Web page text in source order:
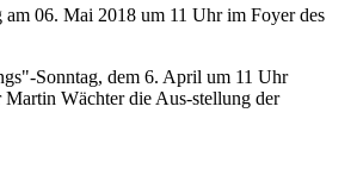
am 06. Mai 2018 um 11 Uhr im Foyer des
Sonntag, dem 6. April um 11 Uhr
Wächter die Aus-stellung der